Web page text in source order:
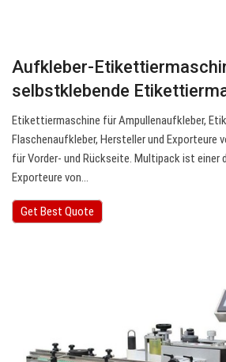
Aufkleber-
selbstklebende
Etikettiermaschine für Ampullenaufkleber,
Flaschenaufkleber, Hersteller und Exporteure
für Vorder- und Rückseite. Multipack ist einer
Exporteure von…
Get Best Quote